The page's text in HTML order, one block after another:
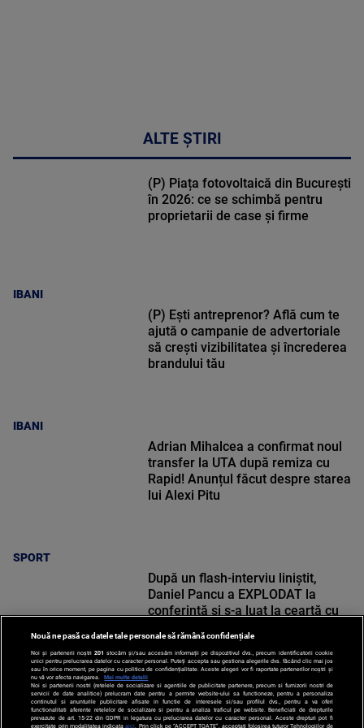
ALTE ȘTIRI
IBANI
(P) Piața fotovoltaică din București
în 2026: ce se schimbă pentru
proprietarii de case și firme
IBANI
(P) Ești antreprenor? Află cum te
ajută o campanie de advertoriale
să crești vizibilitatea și încrederea
brandului tău
SPORT
Adrian Mihalcea a confirmat noul
transfer la UTA după remiza cu
Rapid! Anunțul făcut despre starea
lui Alexi Pitu
SPORT
După un flash-interviu liniștit,
Daniel Pancu a EXPLODAT la
conferință și s-a luat la ceartă cu
strigați”
Nouă ne pasă ca datele tale personale să rămână confidențiale
Noi și partenerii noștri 201 stocăm și/sau accesăm informații pe dispozitivul dvs., precum identificatorii cookie
unici pentru prelucrarea datelor cu caracter personal. Puteți accepta sau gestiona alegerile dvs. făcând clic mai jos
sau în orice moment, pe pagina cu politica de confidențialitate. Aceste alegeri vor fi raportate partenerilor noștri și
nu vă vor afecta navigarea.
Mai multe detalii
Noi si partenerii nostri (retelele de socializare si agentiile de publicitate partenere, precum si furnizorii nostri de
servicii de date analitice) prelucram date pentru a permite website-ului sa functioneze, pentru a personaliza
continutul si anunturile publicitare afisate in functie de interesele si/sau profilul dvs., pentru a va oferi
functionalitati aferente retelelor de socializare si pentru a analiza traficul pe website. Beneficiati de drepturile
prevazute de art. 15-22 din GDPR in legatura cu prelucrarea datelor cu caracter personal. Aceste drepturi pot fi
exercitate prin modalitatea indicataaici . Prin click pe “ACCEPT TOATE”, acceptati folosirea tuturor Tehnologiilor de